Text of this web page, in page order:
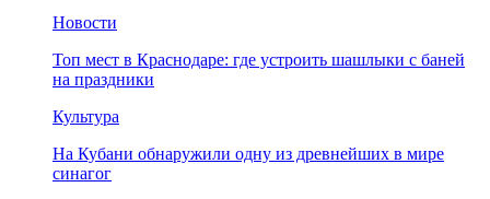
Новости
Топ мест в Краснодаре: где устроить шашлыки с баней
на праздники
Культура
На Кубани обнаружили одну из древнейших в мире
синагог